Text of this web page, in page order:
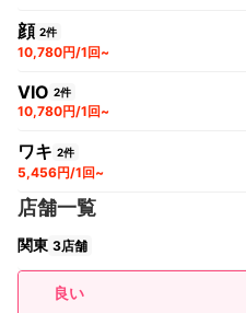
顔 2件
10,780円/1回~
VIO 2件
10,780円/1回~
ワキ 2件
5,456円/1回~
店舗一覧
関東 3店舗
良い